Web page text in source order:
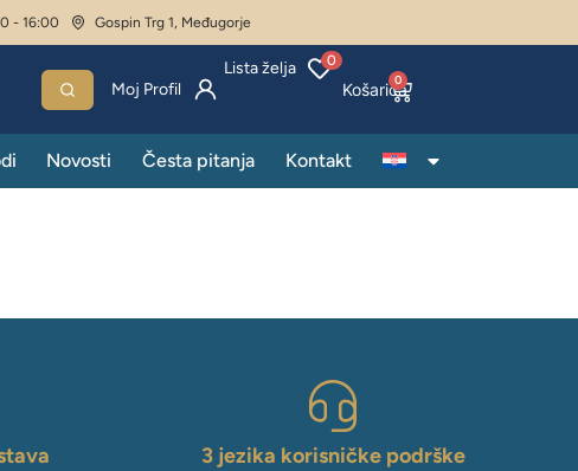
- 16:00 Gospin Trg 1, Međugorje
Lista želja 0
Moj Profil 0
Novosti Česta pitanja Kontakt
3 jezika korisničke podrške